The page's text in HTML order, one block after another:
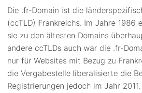
Die .fr-Domain ist die
(ccTLD) Frankreichs. Im Jahre 1986
sie zu den ältesten Domains
andere ccTLDs auch war die .fr-
nur für Websites mit Bezug zu
die Vergabestelle liberalisierte die
Registrierungen jedoch im Jahr